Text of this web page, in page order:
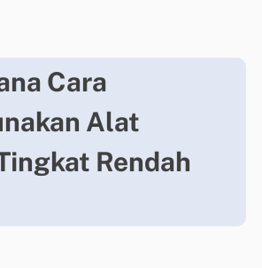
Cara
Alat
Rendah